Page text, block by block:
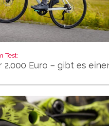
Test:
2.000 Euro – gibt es